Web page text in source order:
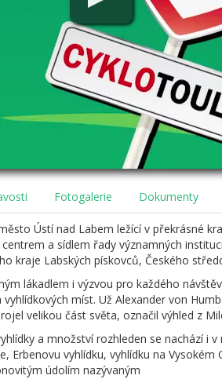
Fotogalerie Dokumenty
Ústí nad Labem ležící v překrásné
a sídlem řady významných
kraje Labských pískovců, Českého
lákadlem i výzvou pro každého
vyhlídkových míst. Už Alexander von
velikou část světa, označil výhled z
a množství rozhleden se nachází i
Erbenovu vyhlídku, vyhlídku na
údolím nazývaným